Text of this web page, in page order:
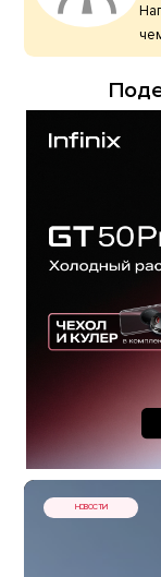
НОВОСТИ